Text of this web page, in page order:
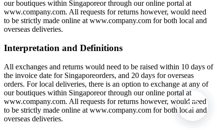
our boutiques within Singaporeor through our online portal at
www.company.com. All requests for returns however, would need
to be strictly made online at www.company.com for both local and
overseas deliveries.
Interpretation and Definitions
All exchanges and returns would need to be raised within 10 days of
the invoice date for Singaporeorders, and 20 days for overseas
orders. For local deliveries, there is an option to exchange at any of
our boutiques within Singaporeor through our online portal at
www.company.com. All requests for returns however, would need
to be strictly made online at www.company.com for both local and
overseas deliveries.